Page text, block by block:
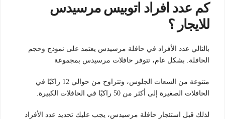
كم عدد افراد اتوبيس مرسيدس
للايجار ؟
بالتالي عدد الأفراد في حافلة مرسيدس يعتمد على نموذج وحجم
الحافلة. بشكل عام، تتوفر حافلات مرسيدس بمجموعة
متنوعة من السعات الجلوس، وتتراوح من حوالي 12 راكبًا في
الحافلات الصغيرة إلى أكثر من 50 راكبًا في الحافلات الكبيرة.
لذلك قبل استئجار حافلة مرسيدس، يجب عليك تحديد عدد الأفراد